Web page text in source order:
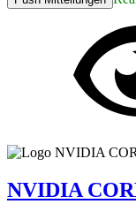
NVIDIA